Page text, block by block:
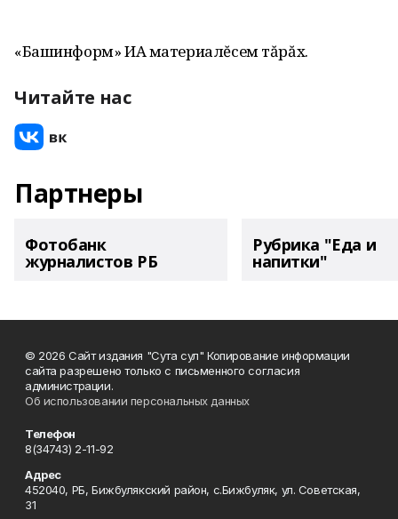
«Башинформ» ИА материалĕсем тăрăх.
Читайте нас
Партнеры
Фотобанк
журналистов РБ
Рубрика "Еда и
напитки"
© 2026 Сайт издания "Сута сул" Копирование информации
сайта разрешено только с письменного согласия
администрации.
Об использовании персональных данных
Телефон
8(34743) 2-11-92
Адрес
452040, РБ, Бижбулякский район, с.Бижбуляк, ул. Советская,
31